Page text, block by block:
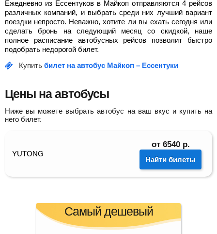
Ежедневно из Ессентуков в Майкоп отправляются 4 рейсов
различных компаний, и выбрать среди них лучший вариант
поездки непросто. Неважно, хотите ли вы ехать сегодня или
сделать бронь на следующий месяц со скидкой, наше
полное расписание автобусных рейсов позволит быстро
подобрать недорогой билет.
Купить билет на автобус Майкоп – Ессентуки
Цены на автобусы
Ниже вы можете выбрать автобус на ваш вкус и купить на
него билет.
YUTONG
от 6540 р.
Найти билеты
Самый дешевый